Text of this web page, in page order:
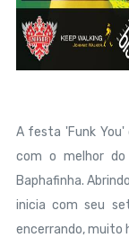
A festa 'Funk
com o melhor
Baphafinha.
inicia com seu
encerrando, muito